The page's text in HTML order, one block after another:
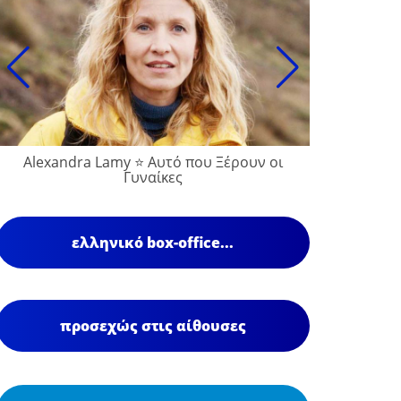
Alexandra Lamy ⭐ Αυτό που Ξέρουν οι
Γυναίκες
ελληνικό box-office...
προσεχώς στις αίθουσες